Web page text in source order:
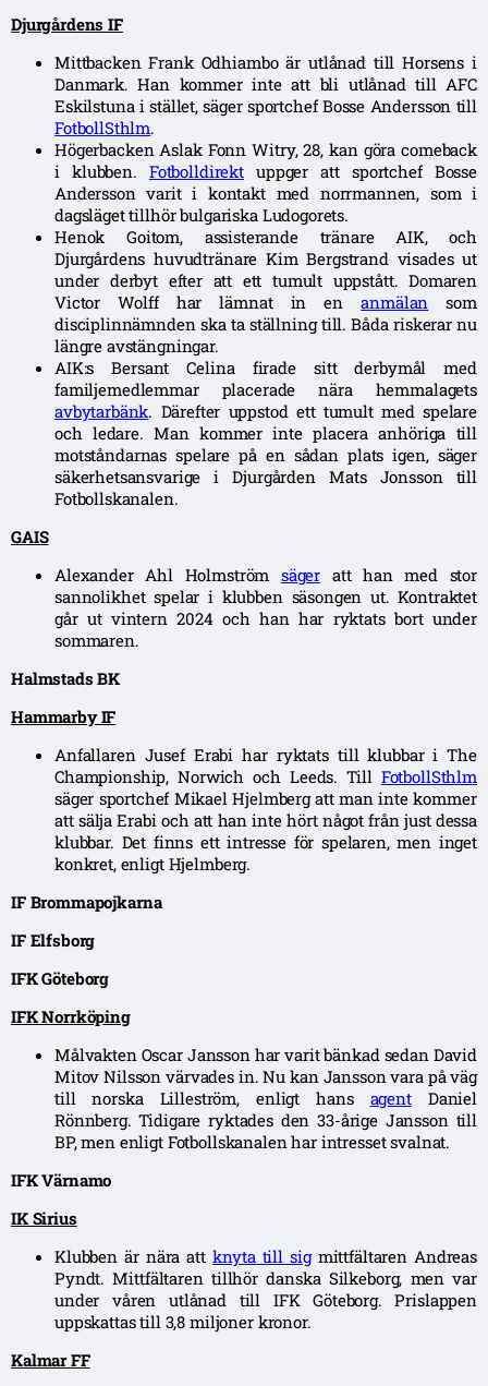
Djurgårdens IF
Mittbacken Frank Odhiambo är utlånad till Horsens i
Danmark. Han kommer inte att bli utlånad till AFC
Eskilstuna i stället, säger sportchef Bosse Andersson till
FotbollSthlm.
Högerbacken Aslak Fonn Witry, 28, kan göra comeback
i klubben. Fotbolldirektuppger att sportchef Bosse
Andersson varit i kontakt med norrmannen, som i
dagsläget tillhör bulgariska Ludogorets.
Henok Goitom, assisterande tränare AIK, och
Djurgårdens huvudtränare Kim Bergstrand visades ut
under derbyt efter att ett tumult uppstått. Domaren
Victor Wolff har lämnat in enanmälan som
disciplinnämnden ska ta ställning till. Båda riskerar nu
längre avstängningar.
AIK:s Bersant Celina firade sitt derbymål med
familjemedlemmar placerade nära hemmalagets
avbytarbänk. Därefter uppstod ett tumult med spelare
och ledare. Man kommer inte placera anhöriga till
motståndarnas spelare på en sådan plats igen, säger
säkerhetsansvarige i Djurgården Mats Jonsson till
Fotbollskanalen.
GAIS
Alexander Ahl Holmström säger att han med stor
sannolikhet spelar i klubben säsongen ut. Kontraktet
går ut vintern 2024 och han har ryktats bort under
sommaren.
Halmstads BK
Hammarby IF
Anfallaren Jusef Erabi har ryktats till klubbar i The
Championship, Norwich och Leeds. Till FotbollSthlm
säger sportchef Mikael Hjelmberg att man inte kommer
att sälja Erabi och att han inte hört något från just dessa
klubbar. Det finns ett intresse för spelaren, men inget
konkret, enligt Hjelmberg.
IF Brommapojkarna
IF Elfsborg
IFK Göteborg
IFK Norrköping
Målvakten Oscar Jansson har varit bänkad sedan David
Mitov Nilsson värvades in. Nu kan Jansson vara på väg
till norska Lilleström, enligt hans agentDaniel
Rönnberg. Tidigare ryktades den 33-årige Jansson till
BP, men enligt Fotbollskanalen har intresset svalnat.
IFK Värnamo
IK Sirius
Klubben är nära attknyta till sigmittfältaren Andreas
Pyndt. Mittfältaren tillhör danska Silkeborg, men var
under våren utlånad till IFK Göteborg. Prislappen
uppskattas till 3,8 miljoner kronor.
Kalmar FF